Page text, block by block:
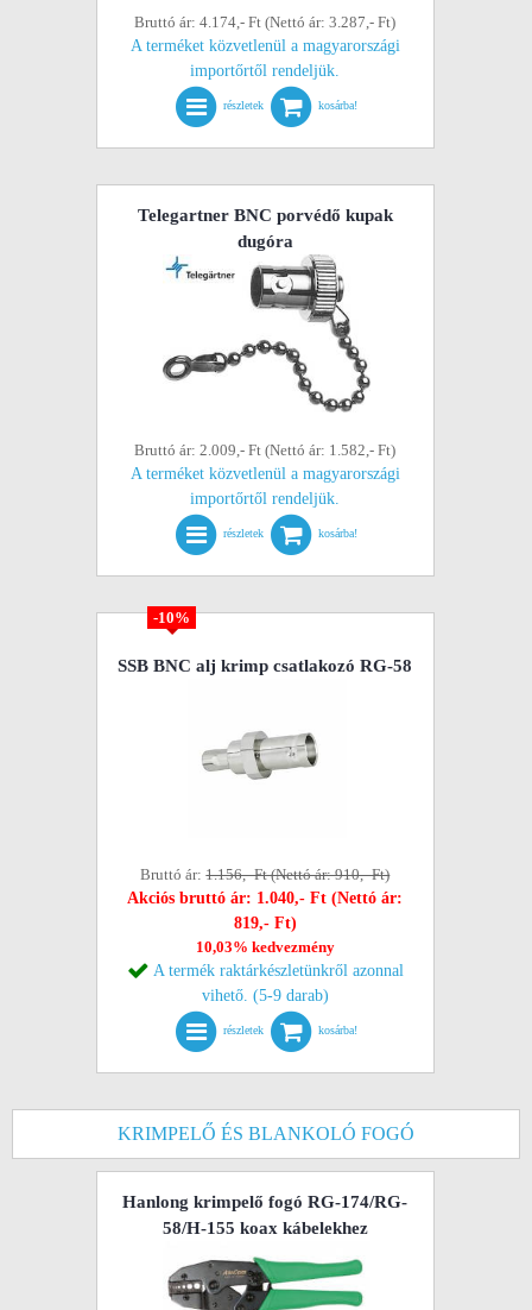
Bruttó ár: 4.174,- Ft (Nettó ár: 3.287,- Ft)
A terméket közvetlenül a magyarországi
importőrtől rendeljük.
részletek kosárba!
Telegartner BNC porvédő kupak
dugóra
Bruttó ár: 2.009,- Ft (Nettó ár: 1.582,- Ft)
A terméket közvetlenül a magyarországi
importőrtől rendeljük.
részletek kosárba!
-10%
SSB BNC alj krimp csatlakozó RG-58
Bruttó ár:1.156,- Ft (Nettó ár: 910,- Ft)
Akciós bruttó ár: 1.040,- Ft (Nettó ár:
819,- Ft)
10,03% kedvezmény
A termék raktárkészletünkről azonnal
vihető. (5-9 darab)
részletek kosárba!
KRIMPELŐ ÉS BLANKOLÓ FOGÓ
Hanlong krimpelő fogó RG-174/RG-
58/H-155 koax kábelekhez